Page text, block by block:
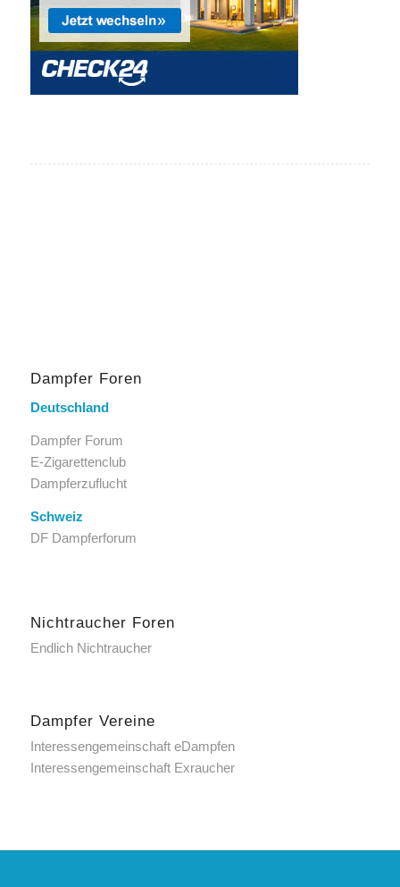
Dampfer Foren
Deutschland
Dampfer Forum
E-Zigarettenclub
Dampferzuflucht
Schweiz
DF Dampferforum
Nichtraucher Foren
Endlich Nichtraucher
Dampfer Vereine
Interessengemeinschaft eDampfen
Interessengemeinschaft Exraucher